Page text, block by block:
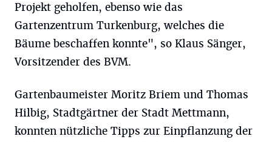
Projekt geholfen, ebenso wie das
Gartenzentrum Turkenburg, welches die
Bäume beschaffen konnte", so Klaus Sänger,
Vorsitzender des BVM.
Gartenbaumeister Moritz Briem und Thomas
Hilbig, Stadtgärtner der Stadt Mettmann,
konnten nützliche Tipps zur Einpflanzung der